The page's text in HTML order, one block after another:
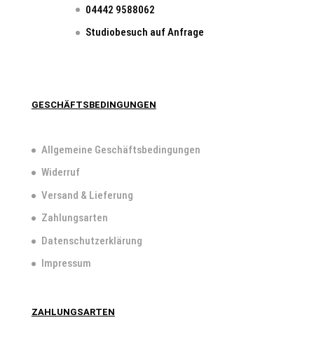
04442 9588062
Studiobesuch auf Anfrage
GESCHÄFTSBEDINGUNGEN
Allgemeine Geschäftsbedingungen
Widerruf
Versand & Lieferung
Zahlungsarten
Datenschutzerklärung
Impressum
ZAHLUNGSARTEN